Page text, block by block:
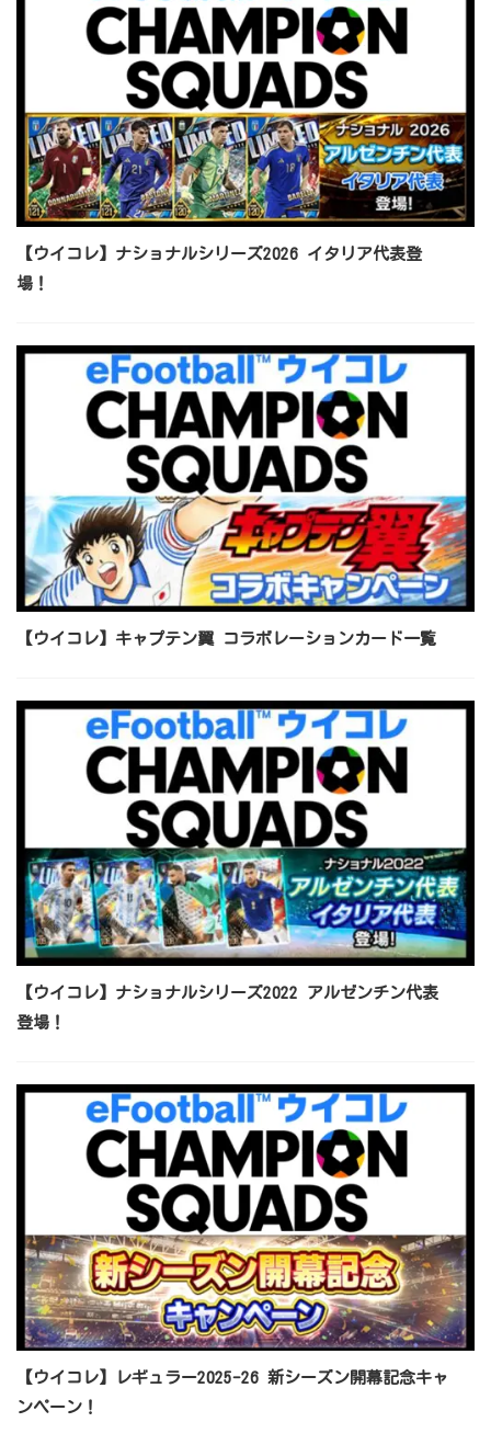
【ウイコレ】ナショナルシリーズ2026 イタリア代表登
場！
【ウイコレ】キャプテン翼 コラボレーションカード一覧
【ウイコレ】ナショナルシリーズ2022 アルゼンチン代表
登場！
【ウイコレ】レギュラー2025-26 新シーズン開幕記念キャ
ンペーン！